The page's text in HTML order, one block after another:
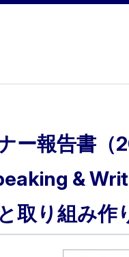
ー報告書（
&
取り組み作